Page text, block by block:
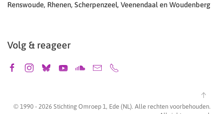
Renswoude, Rhenen, Scherpenzeel, Veenendaal en Woudenberg
Volg & reageer
© 1990 - 2026 Stichting Omroep 1, Ede (NL). Alle rechten voorbehouden.